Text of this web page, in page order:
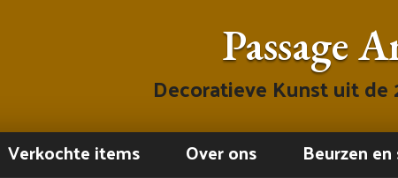
Passage
Decoratieve Kunst uit de
Verkochte items Over ons Beurzen